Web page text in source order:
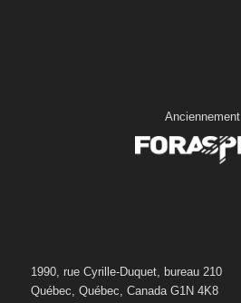
Anciennement
1990, rue Cyrille-Duquet, bureau 210
Québec, Québec, Canada G1N 4K8